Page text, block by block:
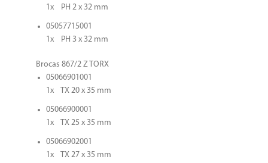
1x PH 2 x 32 mm
05057715001
1x PH 3 x 32 mm
Brocas 867/2 Z TORX
05066901001
1x TX 20 x 35 mm
05066900001
1x TX 25 x 35 mm
05066902001
1x TX 27 x 35 mm